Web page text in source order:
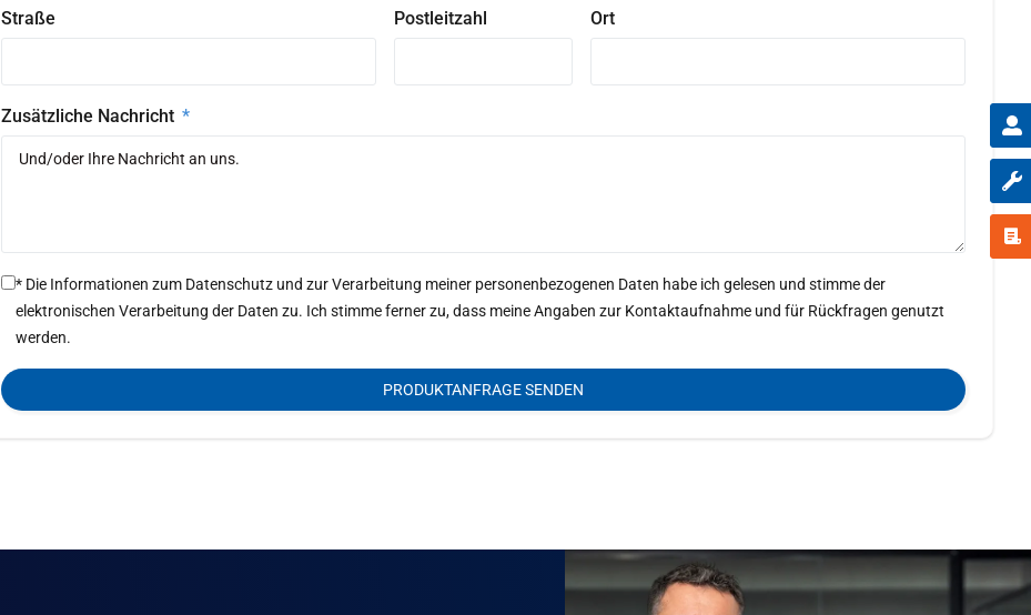
Straße Postleitzahl Ort
Zusätzliche Nachricht
* Die Informationen zum Datenschutz und zur Verarbeitung meiner personenbezogenen Daten habe ich gelesen und stimme der
elektronischen Verarbeitung der Daten zu. Ich stimme ferner zu, dass meine Angaben zur Kontaktaufnahme und für Rückfragen genutzt
werden.
PRODUKTANFRAGE SENDEN